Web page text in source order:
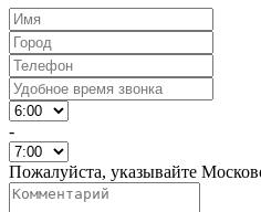
-
Пожалуйста, указывайте